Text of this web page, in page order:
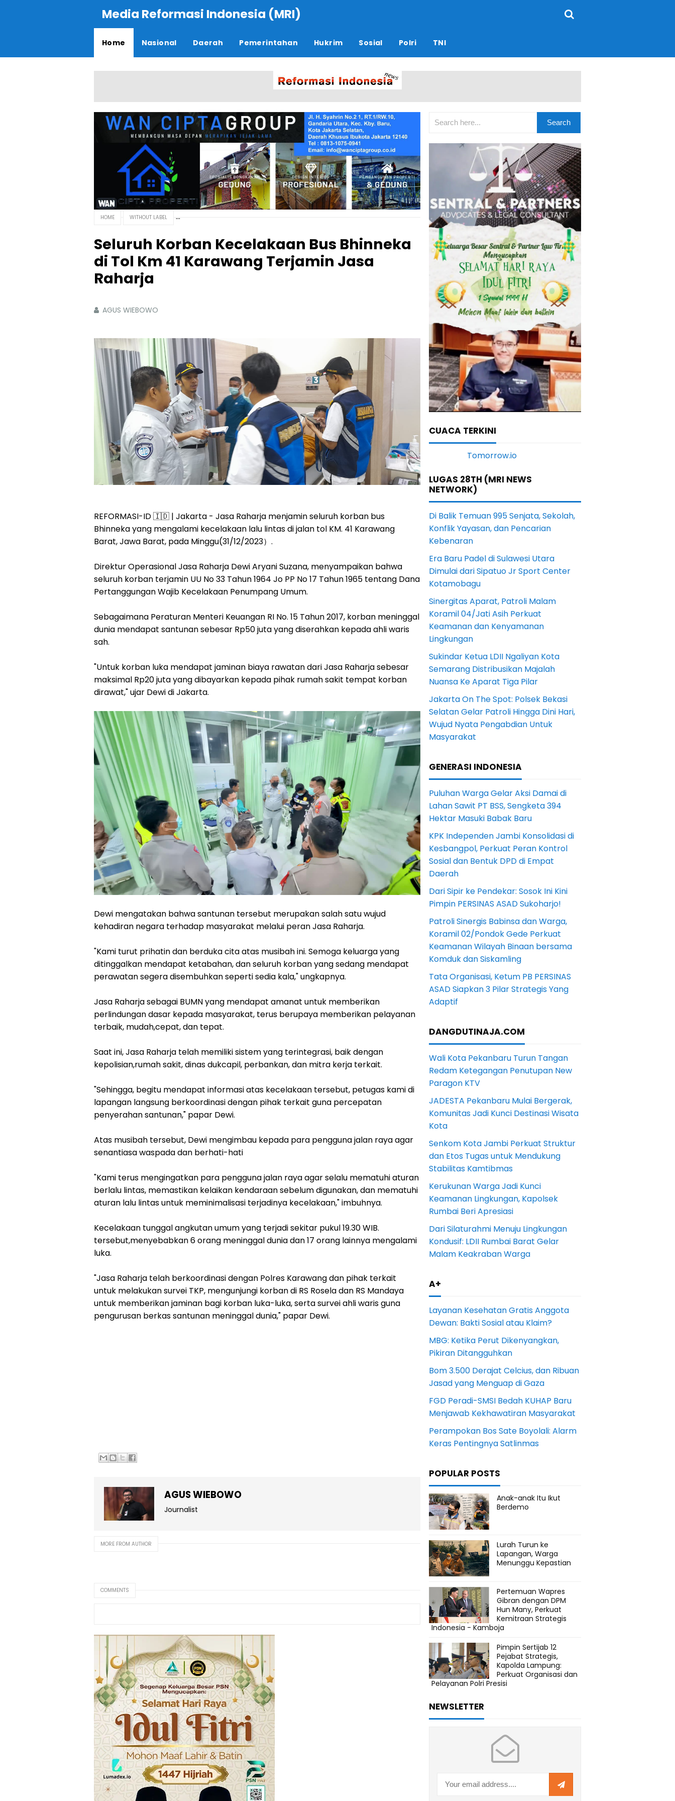
Media Reformasi Indonesia (MRI)
Home Nasional Daerah Pemerintahan Hukrim Sosial Polri TNI
HOME WITHOUT LABEL
Seluruh Korban Kecelakaan Bus Bhinneka
di Tol Km 41 Karawang Terjamin Jasa
Raharja
AGUS WIEBOWO
REFORMASI-ID 🇮🇩 | Jakarta - Jasa Raharja menjamin seluruh korban bus
Bhinneka yang mengalami kecelakaan lalu lintas di jalan tol KM. 41 Karawang
Barat, Jawa Barat, pada Minggu(31/12/2023）.
Direktur Operasional Jasa Raharja Dewi Aryani Suzana, menyampaikan bahwa
seluruh korban terjamin UU No 33 Tahun 1964 Jo PP No 17 Tahun 1965 tentang Dana
Pertanggungan Wajib Kecelakaan Penumpang Umum.
Sebagaimana Peraturan Menteri Keuangan RI No. 15 Tahun 2017, korban meninggal
dunia mendapat santunan sebesar Rp50 juta yang diserahkan kepada ahli waris
sah.
"Untuk korban luka mendapat jaminan biaya rawatan dari Jasa Raharja sebesar
maksimal Rp20 juta yang dibayarkan kepada pihak rumah sakit tempat korban
dirawat," ujar Dewi di Jakarta.
Dewi mengatakan bahwa santunan tersebut merupakan salah satu wujud
kehadiran negara terhadap masyarakat melalui peran Jasa Raharja.
"Kami turut prihatin dan berduka cita atas musibah ini. Semoga keluarga yang
ditinggalkan mendapat ketabahan, dan seluruh korban yang sedang mendapat
perawatan segera disembuhkan seperti sedia kala," ungkapnya.
Jasa Raharja sebagai BUMN yang mendapat amanat untuk memberikan
perlindungan dasar kepada masyarakat, terus berupaya memberikan pelayanan
terbaik, mudah,cepat, dan tepat.
Saat ini, Jasa Raharja telah memiliki sistem yang terintegrasi, baik dengan
kepolisian,rumah sakit, dinas dukcapil, perbankan, dan mitra kerja terkait.
"Sehingga, begitu mendapat informasi atas kecelakaan tersebut, petugas kami di
lapangan langsung berkoordinasi dengan pihak terkait guna percepatan
penyerahan santunan," papar Dewi.
Atas musibah tersebut, Dewi mengimbau kepada para pengguna jalan raya agar
senantiasa waspada dan berhati-hati
"Kami terus mengingatkan para pengguna jalan raya agar selalu mematuhi aturan
berlalu lintas, memastikan kelaikan kendaraan sebelum digunakan, dan mematuhi
aturan lalu lintas untuk meminimalisasi terjadinya kecelakaan," imbuhnya.
Kecelakaan tunggal angkutan umum yang terjadi sekitar pukul 19.30 WIB.
tersebut,menyebabkan 6 orang meninggal dunia dan 17 orang lainnya mengalami
luka.
"Jasa Raharja telah berkoordinasi dengan Polres Karawang dan pihak terkait
untuk melakukan survei TKP, mengunjungi korban di RS Rosela dan RS Mandaya
untuk memberikan jaminan bagi korban luka-luka, serta survei ahli waris guna
pengurusan berkas santunan meninggal dunia," papar Dewi.
AGUS WIEBOWO
Journalist
MORE FROM AUTHOR
COMMENTS
CUACA TERKINI
LUGAS 28TH (MRI NEWS
NETWORK)
Di Balik Temuan 995 Senjata, Sekolah,
Konflik Yayasan, dan Pencarian
Kebenaran
Era Baru Padel di Sulawesi Utara
Dimulai dari Sipatuo Jr Sport Center
Kotamobagu
Sinergitas Aparat, Patroli Malam
Koramil 04/Jati Asih Perkuat
Keamanan dan Kenyamanan
Lingkungan
Sukindar Ketua LDII Ngaliyan Kota
Semarang Distribusikan Majalah
Nuansa Ke Aparat Tiga Pilar
Jakarta On The Spot: Polsek Bekasi
Selatan Gelar Patroli Hingga Dini Hari,
Wujud Nyata Pengabdian Untuk
Masyarakat
GENERASI INDONESIA
Puluhan Warga Gelar Aksi Damai di
Lahan Sawit PT BSS, Sengketa 394
Hektar Masuki Babak Baru
KPK Independen Jambi Konsolidasi di
Kesbangpol, Perkuat Peran Kontrol
Sosial dan Bentuk DPD di Empat
Daerah
Dari Sipir ke Pendekar: Sosok Ini Kini
Pimpin PERSINAS ASAD Sukoharjo!
Patroli Sinergis Babinsa dan Warga,
Koramil 02/Pondok Gede Perkuat
Keamanan Wilayah Binaan bersama
Komduk dan Siskamling
Tata Organisasi, Ketum PB PERSINAS
ASAD Siapkan 3 Pilar Strategis Yang
Adaptif
DANGDUTINAJA.COM
Wali Kota Pekanbaru Turun Tangan
Redam Ketegangan Penutupan New
Paragon KTV
JADESTA Pekanbaru Mulai Bergerak,
Komunitas Jadi Kunci Destinasi Wisata
Kota
Senkom Kota Jambi Perkuat Struktur
dan Etos Tugas untuk Mendukung
Stabilitas Kamtibmas
Kerukunan Warga Jadi Kunci
Keamanan Lingkungan, Kapolsek
Rumbai Beri Apresiasi
Dari Silaturahmi Menuju Lingkungan
Kondusif: LDII Rumbai Barat Gelar
Malam Keakraban Warga
A+
Layanan Kesehatan Gratis Anggota
Dewan: Bakti Sosial atau Klaim?
MBG: Ketika Perut Dikenyangkan,
Pikiran Ditangguhkan
Bom 3.500 Derajat Celcius, dan Ribuan
Jasad yang Menguap di Gaza
FGD Peradi-SMSI Bedah KUHAP Baru
Menjawab Kekhawatiran Masyarakat
Perampokan Bos Sate Boyolali: Alarm
Keras Pentingnya Satlinmas
POPULAR POSTS
Anak-anak Itu Ikut
Berdemo
Lurah Turun ke
Lapangan, Warga
Menunggu Kepastian
Pertemuan Wapres
Gibran dengan DPM
Hun Many, Perkuat
Kemitraan Strategis
Indonesia - Kamboja
Pimpin Sertijab 12
Pejabat Strategis,
Kapolda Lampung:
Perkuat Organisasi dan
Pelayanan Polri Presisi
NEWSLETTER